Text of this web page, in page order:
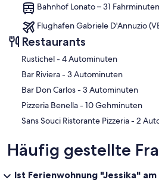
Bahnhof Lonato – 31 Fahrminuten
Flughafen Gabriele D'Annuzio
Restaurants
‪Rustichel - ‬4 Autominuten
‪Bar Riviera - ‬3 Autominuten
‪Bar Don Carlos - ‬3 Autominuten
‪Pizzeria Benella - ‬10 Gehminuten
‪Sans Souci
Häufig gestellte
Ist Ferienwohnung "Jessika"